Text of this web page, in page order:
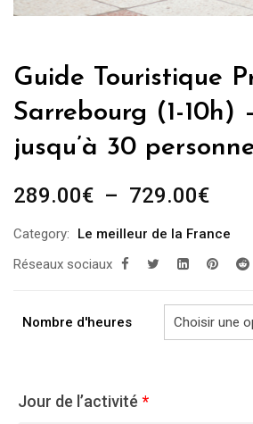
Guide Touristique
Sarrebourg (1-10h)
jusqu’à 30
289.00€ – 729.00€Plage
prix :
Category:
Le meilleur de la France
Réseaux sociaux
Nombre d'heures
Jour de l’activité *